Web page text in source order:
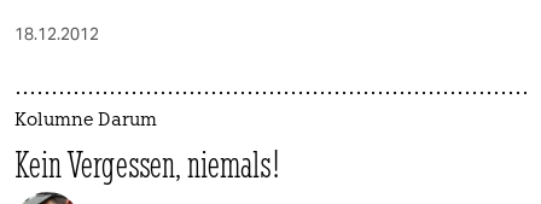
18.12.2012
Kolumne Darum
Kein Vergessen, niemals!